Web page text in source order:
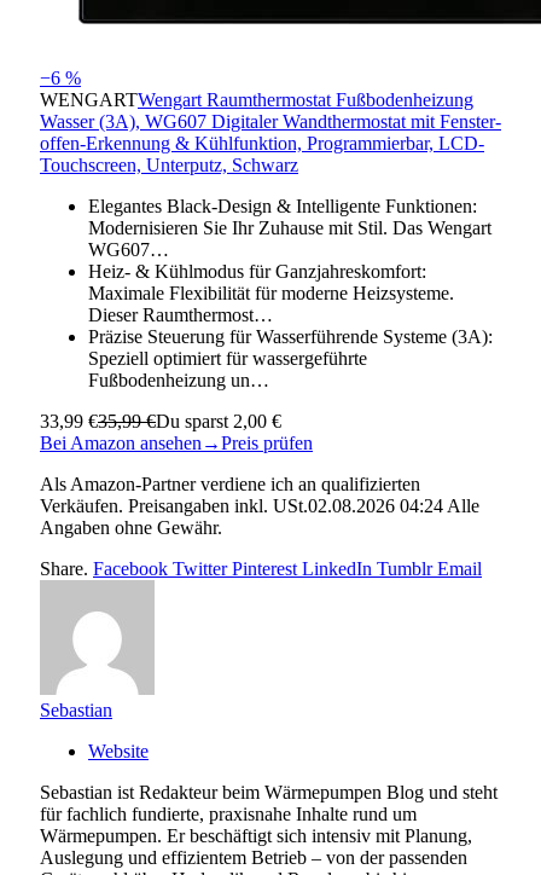
−6 %
WENGARTWengart Raumthermostat Fußbodenheizung
Wasser (3A), WG607 Digitaler Wandthermostat mit Fenster-
offen-Erkennung & Kühlfunktion, Programmierbar, LCD-
Touchscreen, Unterputz, Schwarz
Elegantes Black-Design & Intelligente Funktionen:
Modernisieren Sie Ihr Zuhause mit Stil. Das Wengart
WG607…
Heiz- & Kühlmodus für Ganzjahreskomfort:
Maximale Flexibilität für moderne Heizsysteme.
Dieser Raumthermost…
Präzise Steuerung für Wasserführende Systeme (3A):
Speziell optimiert für wassergeführte
Fußbodenheizung un…
33,99 €35,99 €Du sparst 2,00 €
Bei Amazon ansehen →Preis prüfen
Als Amazon-Partner verdiene ich an qualifizierten
Verkäufen. Preisangaben inkl. USt.02.08.2026 04:24 Alle
Angaben ohne Gewähr.
Share. Facebook Twitter Pinterest LinkedIn Tumblr Email
Sebastian
Website
Sebastian ist Redakteur beim Wärmepumpen Blog und steht
für fachlich fundierte, praxisnahe Inhalte rund um
Wärmepumpen. Er beschäftigt sich intensiv mit Planung,
Auslegung und effizientem Betrieb – von der passenden